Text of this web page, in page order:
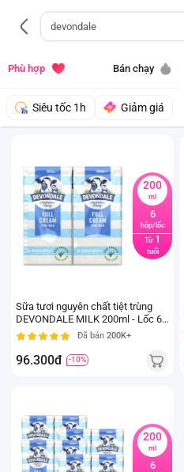
Phù hợp Bán chạy
Siêu tốc 1h Giảm giá
200
ml
6
hộp/lốc
Từ 1
tuổi
Sữa tươi nguyên chất tiệt trùng
DEVONDALE MILK 200ml - Lốc 6
hộp
Đã bán 200K+
96.300đ -10%
200
ml
6